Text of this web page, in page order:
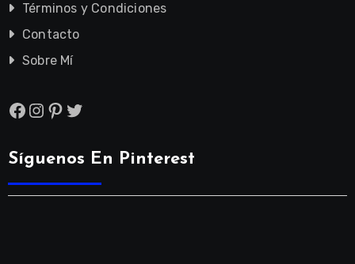
Términos y Condiciones
Contacto
Sobre Mí
Facebook
Instagram
Pinterest
Twitter
Síguenos En Pinterest